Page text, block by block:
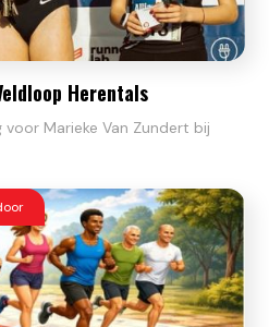
Herentals
Marieke Van Zundert bij